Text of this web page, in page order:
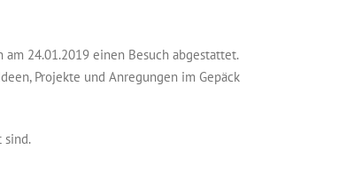
24.01.2019 einen Besuch abgestattet.
Projekte und Anregungen im Gepäck
sind.